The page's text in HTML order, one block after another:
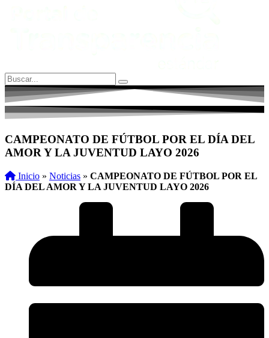
CAMPEONATO DE FÚTBOL POR EL DÍA DEL
AMOR Y LA JUVENTUD LAYO 2026
Inicio » Noticias » CAMPEONATO DE FÚTBOL POR EL
DÍA DEL AMOR Y LA JUVENTUD LAYO 2026